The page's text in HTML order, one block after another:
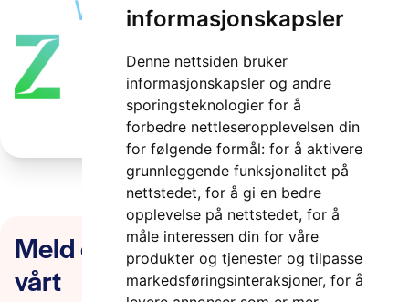
informasjonskapsler
Denne nettsiden bruker
informasjonskapsler og andre
sporingsteknologier for å
forbedre nettleseropplevelsen din
for følgende formål: for å aktivere
grunnleggende funksjonalitet på
nettstedet, for å gi en bedre
opplevelse på nettstedet, for å
måle interessen din for våre
produkter og tjenester og tilpasse
markedsføringsinteraksjoner, for å
Meld deg på nyhetsbrevet
vårt